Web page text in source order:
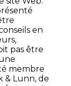
en
pas être
membre
& Lunn, de